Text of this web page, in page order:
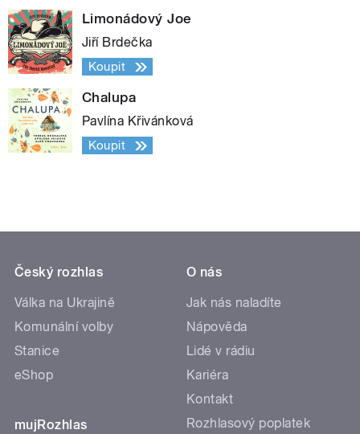
Limonádový Joe
Jiří Brdečka
Koupit
Chalupa
Pavlína Křivánková
Koupit
Český rozhlas
Válka na Ukrajině
Komunální volby
Stanice
eShop
mujRozhlas
O nás
Jak nás naladíte
Nápověda
Lidé v rádiu
Kariéra
Kontakt
Rozhlasový poplatek